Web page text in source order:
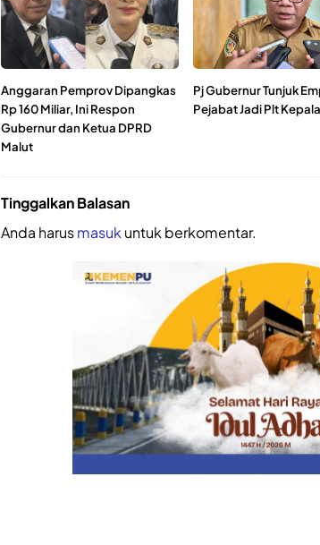
Anggaran Pemprov Dipangkas
Rp 160 Miliar, Ini Respon
Gubernur dan Ketua DPRD
Malut
Pj Gubernur Tunjuk
Pejabat Jadi Plt
Tinggalkan Balasan
Anda harusmasuk untuk berkomentar.